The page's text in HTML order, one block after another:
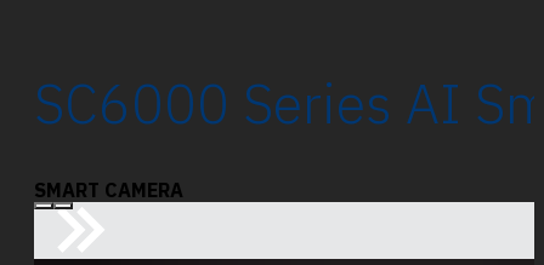
SC6000 Series AI
SMART CAMERA